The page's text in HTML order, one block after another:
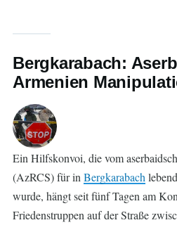
Bergkarabach:
Armenien
Ein Hilfskonvoi, die vom
(AzRCS) für in Bergkarabach
wurde, hängt seit fünf Tagen am
Friedenstruppen auf der Straße